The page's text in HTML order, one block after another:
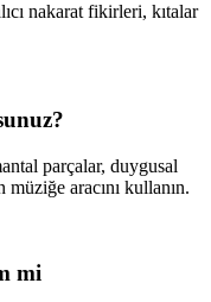
nakarat fikirleri, kıtalar
parçalar, duygusal
aracını kullanın.
mi